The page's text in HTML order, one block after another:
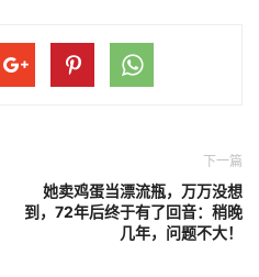
下一篇
她卖鸡蛋当漂流瓶，万万没想
到，72年后终于有了回音：稍晚
几年，问题不大！